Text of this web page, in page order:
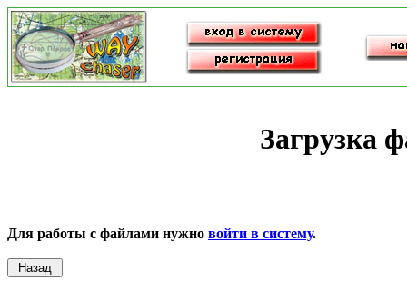
Загрузка
Для работы с файлами нужно войти в систему.